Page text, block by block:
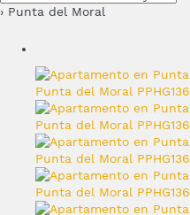
› Punta del Moral